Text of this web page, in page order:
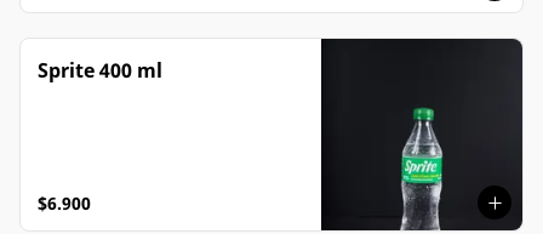
Sprite 400 ml
$6.900